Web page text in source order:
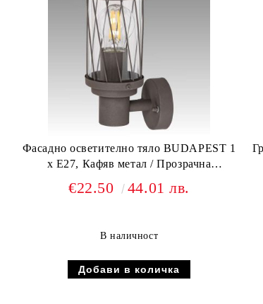
Фасадно осветително тяло BUDAPEST 1
х Е27, Кафяв метал / Прозрачна
€22.50 44.01 лв.
В наличност